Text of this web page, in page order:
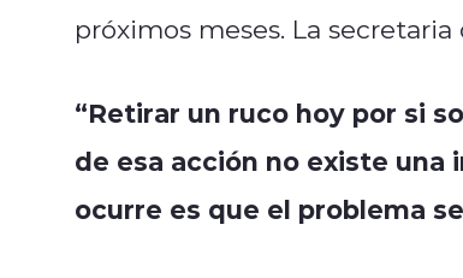
próximos meses. La
“Retirar un ruco hoy por si
de esa acción no existe
ocurre es que el problema